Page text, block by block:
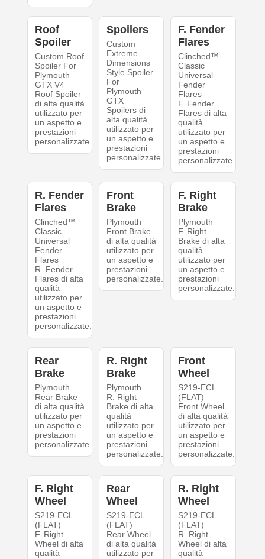
Roof
Spoiler
Custom Roof
Spoiler For
Plymouth
GTX V4
Roof Spoiler
di alta qualità
utilizzato per
un aspetto e
prestazioni
personalizzate.
Spoilers
Custom
Extreme
Dimensions
Style Spoiler
For
Plymouth
GTX
Spoilers di
alta qualità
utilizzato per
un aspetto e
prestazioni
personalizzate.
F. Fender
Flares
Clinched™
Classic
Universal
Fender
Flares
F. Fender
Flares di alta
qualità
utilizzato per
un aspetto e
prestazioni
personalizzate.
R. Fender
Flares
Clinched™
Classic
Universal
Fender
Flares
R. Fender
Flares di alta
qualità
utilizzato per
un aspetto e
prestazioni
personalizzate.
Front
Brake
Plymouth
Front Brake
di alta qualità
utilizzato per
un aspetto e
prestazioni
personalizzate.
F. Right
Brake
Plymouth
F. Right
Brake di alta
qualità
utilizzato per
un aspetto e
prestazioni
personalizzate.
Rear
Brake
Plymouth
Rear Brake
di alta qualità
utilizzato per
un aspetto e
prestazioni
personalizzate.
R. Right
Brake
Plymouth
R. Right
Brake di alta
qualità
utilizzato per
un aspetto e
prestazioni
personalizzate.
Front
Wheel
S219-ECL
(FLAT)
Front Wheel
di alta qualità
utilizzato per
un aspetto e
prestazioni
personalizzate.
F. Right
Wheel
S219-ECL
(FLAT)
F. Right
Wheel di alta
qualità
Rear
Wheel
S219-ECL
(FLAT)
Rear Wheel
di alta qualità
utilizzato per
R. Right
Wheel
S219-ECL
(FLAT)
R. Right
Wheel di alta
qualità